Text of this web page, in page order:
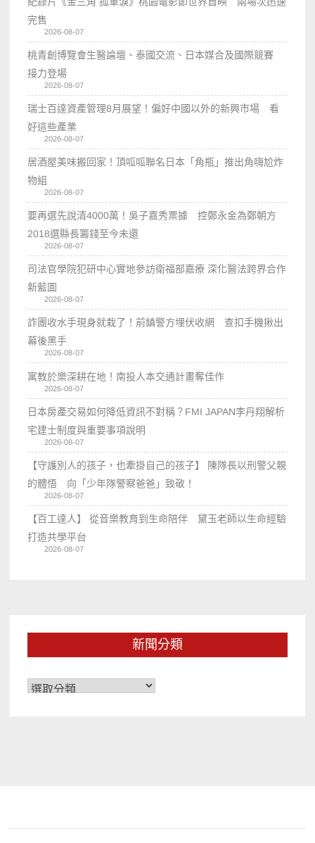
完售
2026-08-07
桃青創博覽會生醫論壇、泰國交流、日本媒合及國際競賽
接力登場
2026-08-07
瑞士百達資產管理8月展望！偏好中國以外的新興市場 看
好這些產業
2026-08-07
居酒屋美味搬回家！頂呱呱聯名日本「角瓶」推出角嗨尬炸
物組
2026-08-07
要再選先說清4000萬！吳子嘉秀票據 控鄭永金為鄭朝方
2018選縣長籌錢至今未還
2026-08-07
司法官學院犯研中心實地參訪衛福部嘉療 深化醫法跨界合作
新藍圖
2026-08-07
詐團收水手現身就栽了！前鎮警方埋伏收網 查扣手機揪出
幕後黑手
2026-08-07
寓教於樂深耕在地！南投人本交通計畫奪佳作
2026-08-07
日本房產交易如何降低資訊不對稱？FMI JAPAN李丹翔解析
宅建士制度與重要事項說明
2026-08-07
【守護別人的孩子，也牽掛自己的孩子】 陳隊長以刑警父親
的體悟 向「少年隊警察爸爸」致敬！
2026-08-07
【百工達人】 從音樂教育到生命陪伴 黛玉老師以生命經驗
打造共學平台
2026-08-07
新聞分類
新